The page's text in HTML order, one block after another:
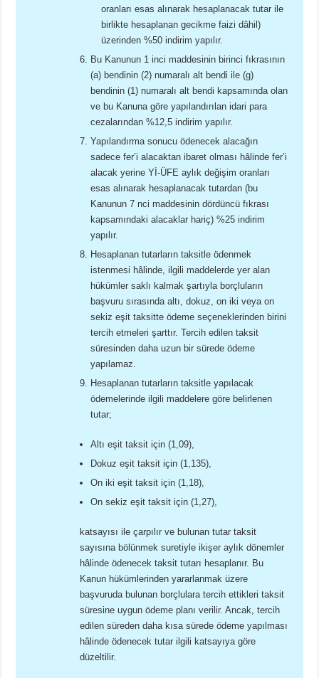
oranları esas alınarak hesaplanacak tutar ile
birlikte hesaplanan gecikme faizi dâhil)
üzerinden %50 indirim yapılır.
Bu Kanunun 1 inci maddesinin birinci fıkrasının
(a) bendinin (2) numaralı alt bendi ile (g)
bendinin (1) numaralı alt bendi kapsamında olan
ve bu Kanuna göre yapılandırılan idari para
cezalarından %12,5 indirim yapılır.
Yapılandırma sonucu ödenecek alacağın
sadece fer’i alacaktan ibaret olması hâlinde fer’i
alacak yerine Yİ-ÜFE aylık değişim oranları
esas alınarak hesaplanacak tutardan (bu
Kanunun 7 nci maddesinin dördüncü fıkrası
kapsamındaki alacaklar hariç) %25 indirim
yapılır.
Hesaplanan tutarların taksitle ödenmek
istenmesi hâlinde, ilgili maddelerde yer alan
hükümler saklı kalmak şartıyla borçluların
başvuru sırasında altı, dokuz, on iki veya on
sekiz eşit taksitte ödeme seçeneklerinden birini
tercih etmeleri şarttır. Tercih edilen taksit
süresinden daha uzun bir sürede ödeme
yapılamaz.
Hesaplanan tutarların taksitle yapılacak
ödemelerinde ilgili maddelere göre belirlenen
tutar;
Altı eşit taksit için (1,09),
Dokuz eşit taksit için (1,135),
On iki eşit taksit için (1,18),
On sekiz eşit taksit için (1,27),
katsayısı ile çarpılır ve bulunan tutar taksit
sayısına bölünmek suretiyle ikişer aylık dönemler
hâlinde ödenecek taksit tutarı hesaplanır. Bu
Kanun hükümlerinden yararlanmak üzere
başvuruda bulunan borçlulara tercih ettikleri taksit
süresine uygun ödeme planı verilir. Ancak, tercih
edilen süreden daha kısa sürede ödeme yapılması
hâlinde ödenecek tutar ilgili katsayıya göre
düzeltilir.